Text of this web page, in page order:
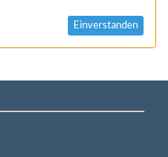
Einverstanden